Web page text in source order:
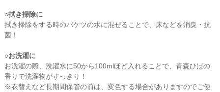
○拭き掃除に
拭き掃除をする時のバケツの水に混ぜることで、床などを消臭・抗
菌！
○お洗濯に
お洗濯の際、洗濯水に50から100mlほど入れることで、青森ひばの
香りで洗濯物がすっきり！
※衣替えなど長期間保管の前は、変色する場合がありますのでご使